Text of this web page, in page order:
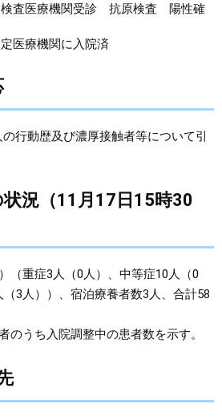
査医療機関受診 抗原検査 陽性確
医療機関に入院済
行動歴及び濃厚接触者等について引
況（11月17日15時30
（重症3人（0人）、中等症10人（0
3人））、宿泊療養者数3人、合計58
うち入院調整中の患者数を示す。